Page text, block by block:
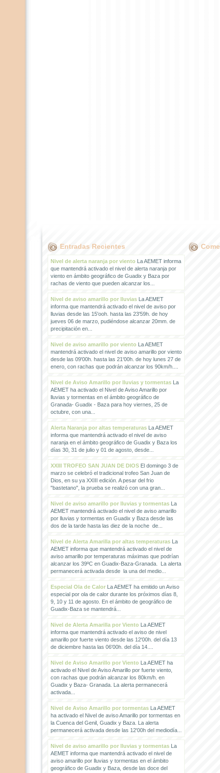
Entradas Recientes
Nivel de alerta naranja por vientoLa AEMET informa
que mantendrá activado el nivel de alerta naranja por
viento en ámbito geográfico de Guadix y Baza por
rachas de viento que pueden alcanzar los...
Nivel de aviso amarillo por lluviasLa AEMET
informa que mantendrá activado el nivel de aviso por
lluvias desde las 15'ooh. hasta las 23'59h. de hoy
jueves 06 de marzo, pudiéndose alcanzar 20mm. de
precipitación en...
Nivel de aviso amarillo por vientoLa AEMET
mantendrá activado el nivel de aviso amarillo por viento
desde las 09'00h. hasta las 21'00h. de hoy lunes 27 de
enero, con rachas que podrán alcanzar los 90km/h....
Nivel de Aviso Amarillo por lluvias y tormentasLa
AEMET ha activado el Nivel de Aviso Amarillo por
lluvias y tormentas en el ámbito geográfico de
Granada- Guadix - Baza para hoy viernes, 25 de
octubre, con una...
Alerta Naranja por altas temperaturasLa AEMET
informa que mantendrá activado el nivel de aviso
naranja en el ámbito geográfico de Guadix y Baza los
días 30, 31 de julio y 01 de agosto, desde...
XXIII TROFEO SAN JUAN DE DIOSEl domingo 3 de
marzo se celebró el tradicional trofeo San Juan de
Dios, en su ya XXIII edición. A pesar del frio
"bastetano", la prueba se realizó con una gran...
Nivel de aviso amarillo por lluvias y tormentasLa
AEMET mantendrá activado el nivel de aviso amarillo
por lluvias y tormentas en Guadix y Baza desde las
dos de la tarde hasta las diez de la noche de...
Nivel de Alerta Amarilla por altas temperaturasLa
AEMET informa que mantendrá activado el nivel de
aviso amarillo por temperaturas máximas que podrían
alcanzar los 39ºC en Guadix-Baza-Granada. La alerta
permanecerá activada desde la una del medio...
Especial Ola de CalorLa AEMET ha emitido un Aviso
especial por ola de calor durante los próximos días 8,
9, 10 y 11 de agosto. En el ámbito de geográfico de
Guadix-Baza se mantendrá...
Nivel de Alerta Amarilla por VientoLa AEMET
informa que mantendrá activado el aviso de nivel
amarillo por fuerte viento desde las 12'00h. del día 13
de diciembre hasta las 06'00h. del día 14....
Nivel de Aviso Amarillo por VientoLa AEMET ha
activado el Nivel de Aviso Amarillo por fuerte viento,
con rachas que podrán alcanzar los 80km/h. en
Guadix y Baza- Granada. La alerta permanecerá
activada...
Nivel de Aviso Amarillo por tormentasLa AEMET
ha activado el Nivel de aviso Amarillo por tormentas en
la Cuenca del Genil, Guadix y Baza. La alerta
permanecerá activada desde las 12'00h del mediodía...
Nivel de aviso amarillo por lluvias y tormentasLa
AEMET informa que mantendrá activado el nivel de
aviso amarillo por lluvias y tormentas en el ámbito
geográfico de Guadix y Baza, desde las doce del